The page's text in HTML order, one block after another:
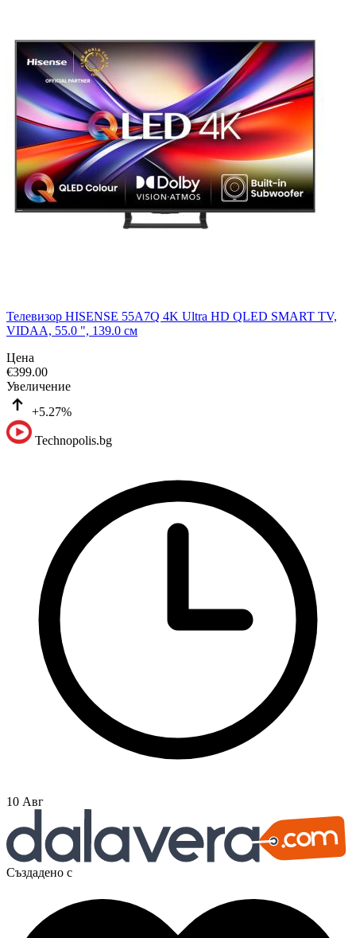
Телевизор HISENSE 55A7Q 4K Ultra HD QLED SMART TV,
VIDAA, 55.0 ", 139.0 см
Цена
€399.00
Увеличение
+5.27%
Technopolis.bg
10 Авг
Създадено с